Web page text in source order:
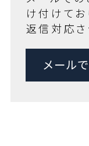
け付けて
返信対応さ
メール